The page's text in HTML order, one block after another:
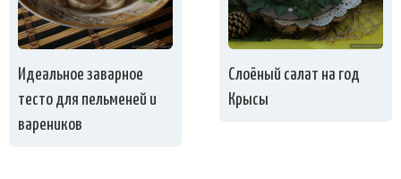
Идеальное заварное
тесто для пельменей и
вареников
Слоёный салат на год
Крысы